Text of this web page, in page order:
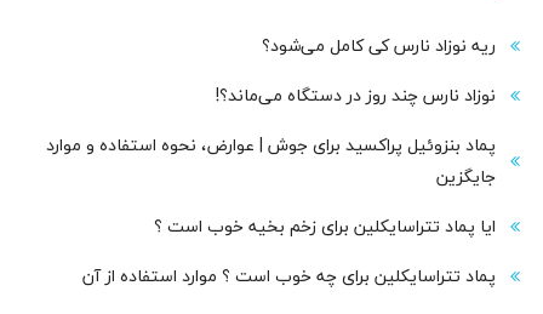
ریه نوزاد نارس کی کامل می‌شود؟
نوزاد نارس چند روز در دستگاه می‌ماند؟!
پماد بنزوئیل پراکسید برای جوش | عوارض، نحوه استفاده و موارد
جایگزین
ایا پماد تتراسایکلین برای زخم بخیه خوب است ؟
پماد تتراسایکلین برای چه خوب است ؟ موارد استفاده از آن